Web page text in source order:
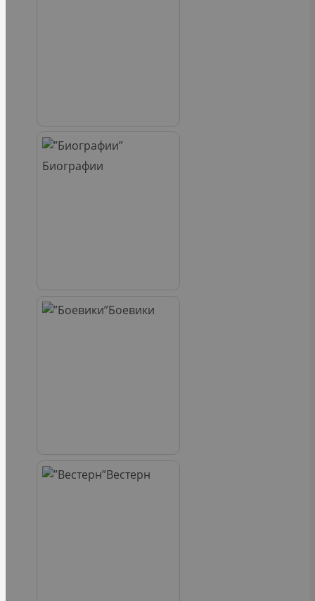
Биографии
Боевики
Вестерн